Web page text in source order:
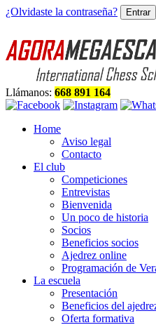
¿Olvidaste la contraseña?
Llámanos: 668 891 164
Home
Aviso legal
Contacto
El club
Competiciones
Entrevistas
Bienvenida
Un poco de historia
Socios
Beneficios socios
Ajedrez online
Programación de
La escuela
Presentación
Beneficios del
Oferta formativa